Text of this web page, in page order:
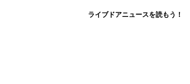
ライブドアニュースを読もう！